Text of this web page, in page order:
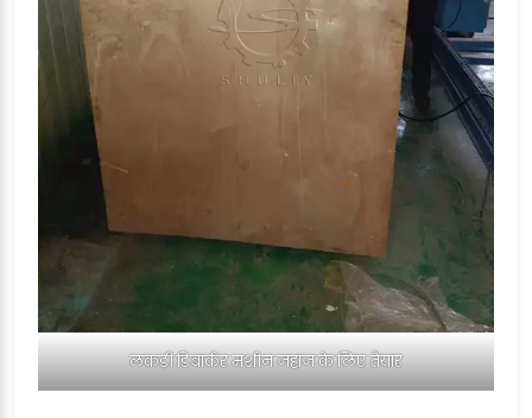
लकड़ी डिबार्कर मशीन जहाज के लिए तैयार